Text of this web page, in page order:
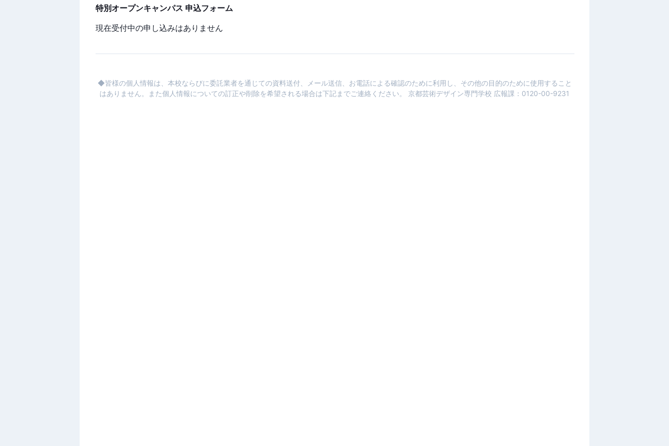
特別オープンキャンパス 申込フォーム
現在受付中の申し込みはありません
◆皆様の個人情報は、本校ならびに委託業者を通じての資料送付、メール送信、お電話による確認のために利用し、その他の目的のために使用すること
はありません。また個人情報についての訂正や削除を希望される場合は下記までご連絡ください。 京都芸術デザイン専門学校 広報課：0120-00-9231